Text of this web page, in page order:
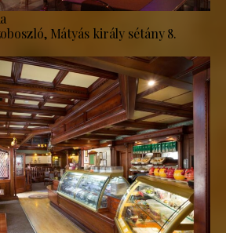
Mátyás király sétány 8.